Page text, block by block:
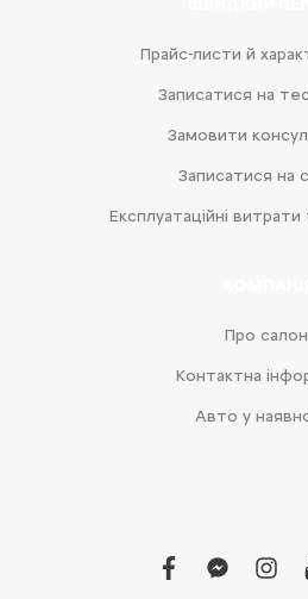
Прайс-листи й
Записатися на
Замовити
Записатися на
Експлуатаційні
Про салон
Контактна
Авто у
facebook